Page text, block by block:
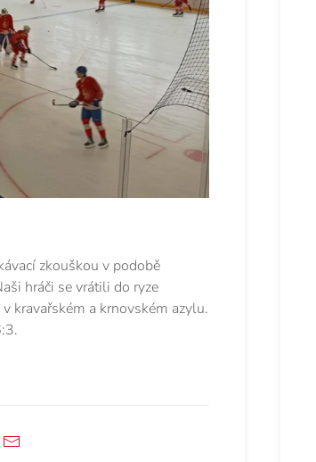
zkouškou v podobě
hráči se vrátili do ryze
kravařském a krnovském azylu.